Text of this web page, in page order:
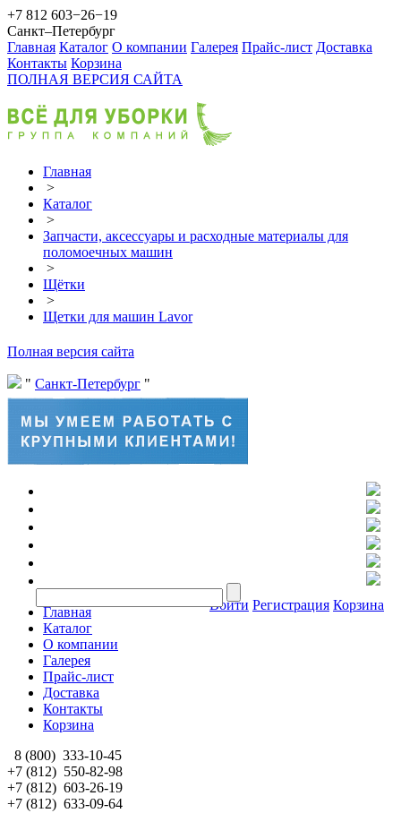
+7 812 603−26−19
Санкт–Петербург
Главная Каталог О компании Галерея Прайс-лист Доставка
Контакты Корзина
ПОЛНАЯ ВЕРСИЯ САЙТА
Главная
>
Каталог
>
Запчасти, аксессуары и расходные материалы для
поломоечных машин
>
Щётки
>
Щетки для машин Lavor
Полная версия сайта
Санкт-Петербург
Войти Регистрация Корзина
Главная
Каталог
О компании
Галерея
Прайс-лист
Доставка
Контакты
Корзина
8 (800) 333-10-45
+7 (812) 550-82-98
+7 (812) 603-26-19
+7 (812) 633-09-64